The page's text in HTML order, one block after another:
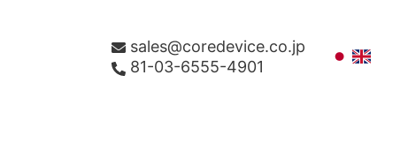
sales@coredevice.co.jp
81-03-6555-4901